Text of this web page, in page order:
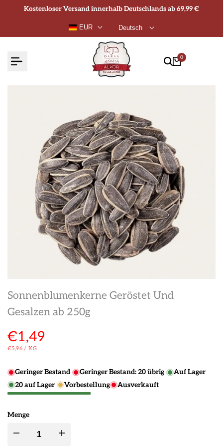
Kostenloser Versand innerhalb Deutschlands ab 69,99 €
EUR Deutsch
0
Sonnenblumenkerne Geröstet Und
Gesalzen ab 250g
Verkaufspreis
€1,49
STÜCKPREIS
€5,96 / PRO
KG
Geringer Bestand Geringer Bestand:20übrig
Auf Lager
20auf Lager Vorbestellung Ausverkauft
Menge
Menge Menge